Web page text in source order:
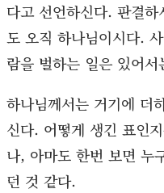
다고 선언하신다. 판결
도 오직 하나님이시다.
람을 벌하는 일은 있어서
하나님께서는 거기에 더
신다. 어떻게 생긴 표인
나, 아마도 한번 보면 누
던 것 같다.